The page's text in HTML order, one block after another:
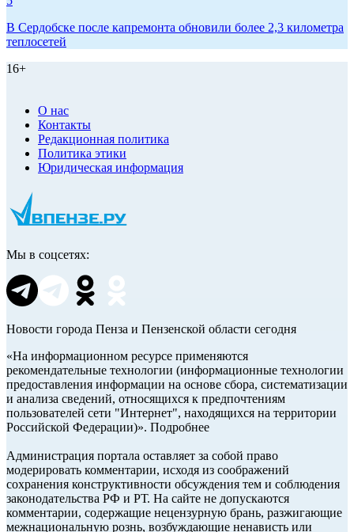
В Сердобске после капремонта обновили более 2,3 километра
теплосетей
16+
О нас
Контакты
Редакционная политика
Политика этики
Юридическая информация
Мы в соцсетях:
Новости города Пенза и Пензенской области сегодня
«На информационном ресурсе применяются
рекомендательные технологии (информационные технологии
предоставления информации на основе сбора, систематизации
и анализа сведений, относящихся к предпочтениям
пользователей сети "Интернет", находящихся на территории
Российской Федерации)». Подробнее
Администрация портала оставляет за собой право
модерировать комментарии, исходя из соображений
сохранения конструктивности обсуждения тем и соблюдения
законодательства РФ и РТ. На сайте не допускаются
комментарии, содержащие нецензурную брань, разжигающие
межнациональную рознь, возбуждающие ненависть или